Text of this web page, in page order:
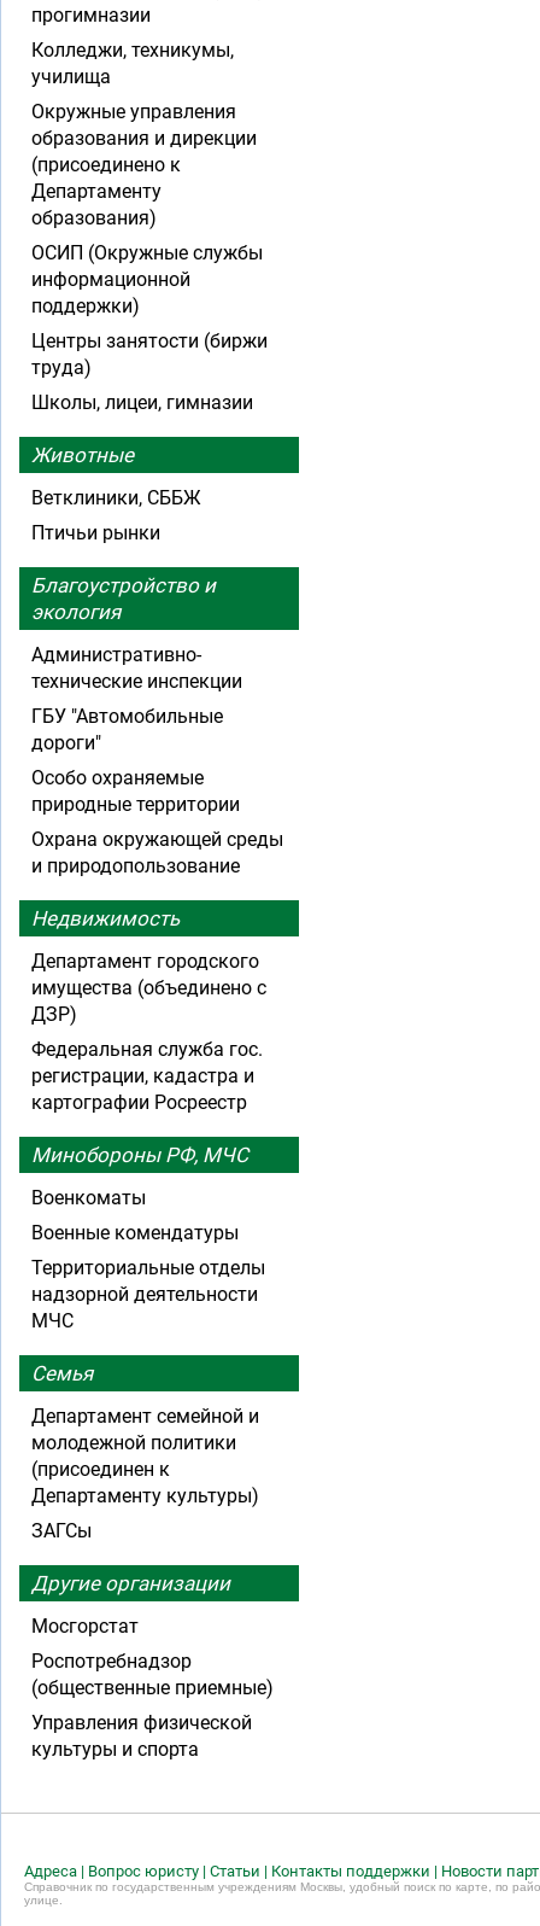
прогимназии
Колледжи, техникумы,
училища
Окружные управления
образования и дирекции
(присоединено к
Департаменту
образования)
ОСИП (Окружные службы
информационной
поддержки)
Центры занятости (биржи
труда)
Школы, лицеи, гимназии
Животные
Ветклиники, СББЖ
Птичьи рынки
Благоустройство и
экология
Административно-
технические инспекции
ГБУ "Автомобильные
дороги"
Особо охраняемые
природные территории
Охрана окружающей среды
и природопользование
Недвижимость
Департамент городского
имущества (объединено с
ДЗР)
Федеральная служба гос.
регистрации, кадастра и
картографии Росреестр
Минобороны РФ, МЧС
Военкоматы
Военные комендатуры
Территориальные отделы
надзорной деятельности
МЧС
Семья
Департамент семейной и
молодежной политики
(присоединен к
Департаменту культуры)
ЗАГСы
Другие организации
Мосгорстат
Роспотребнадзор
(общественные приемные)
Управления физической
культуры и спорта
Адреса | Вопрос юристу | Статьи | Контакты поддержки | Новости
Справочник по государственным учреждениям Москвы, удобный поиск по карте, по
улице.